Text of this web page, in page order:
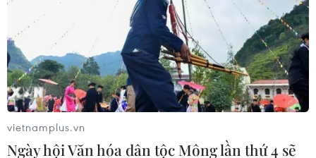
vietnamplus.vn
Ngày hội Văn hóa dân tộc Mông lần thứ 4 sẽ